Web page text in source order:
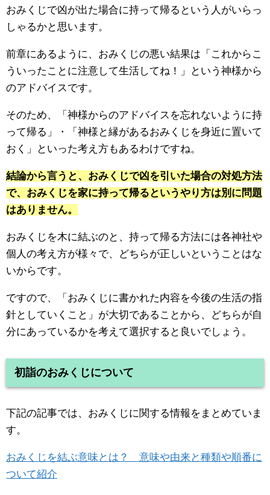
おみくじで凶が出た場合に持って帰るという人がいらっ
しゃるかと思います。
前章にあるように、おみくじの悪い結果は「これからこ
ういったことに注意して生活してね！」という神様から
のアドバイスです。
そのため、「神様からのアドバイスを忘れないように持
って帰る」・「神様と縁があるおみくじを身近に置いて
おく」といった考え方もあるわけですね。
結論から言うと、おみくじで凶を引いた場合の対処方法
で、おみくじを家に持って帰るというやり方は別に問題
はありません。
おみくじを木に結ぶのと、持って帰る方法には各神社や
個人の考え方が様々で、どちらが正しいということはな
いからです。
ですので、「おみくじに書かれた内容を今後の生活の指
針としていくこと」が大切であることから、どちらが自
分にあっているかを考えて選択すると良いでしょう。
初詣のおみくじについて
下記の記事では、おみくじに関する情報をまとめていま
す。
おみくじを結ぶ意味とは？ 意味や由来と種類や順番に
ついて紹介